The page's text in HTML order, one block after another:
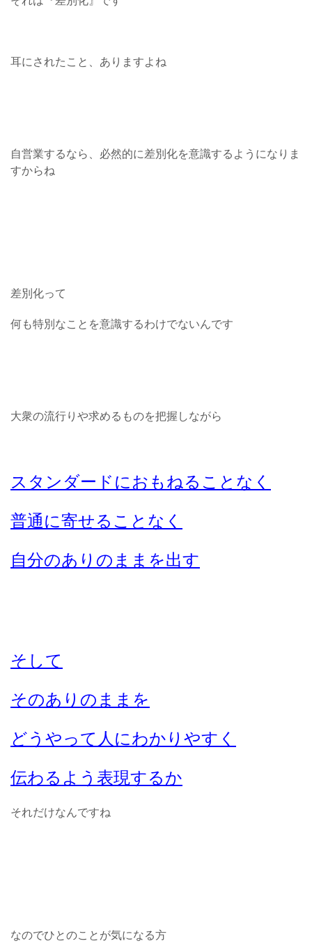
耳にされたこと、ありますよね
自営業するなら、必然的に差別化を意識するようになりま
すからね
差別化って
何も特別なことを意識するわけでないんです
大衆の流行りや求めるものを把握しながら
スタンダードにおもねることなく
普通に寄せることなく
自分のありのままを出す
そして
そのありのままを
どうやって人にわかりやすく
伝わるよう表現するか
それだけなんですね
なのでひとのことが気になる方